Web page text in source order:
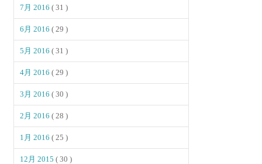
7月 2016( 31 )
6月 2016( 29 )
5月 2016( 31 )
4月 2016( 29 )
3月 2016( 30 )
2月 2016( 28 )
1月 2016( 25 )
12月 2015( 30 )